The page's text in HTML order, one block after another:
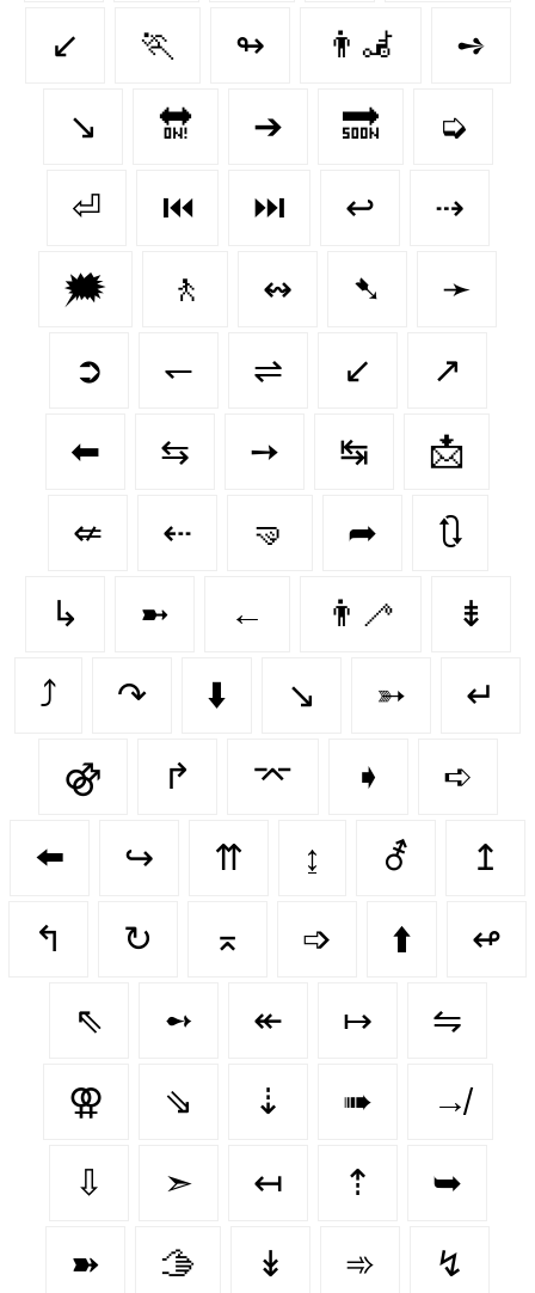
↙ 🏃‍ ↬ 👨‍🦼‍️ ➺
↘️ 🔛 ➔ 🔜 ➭
⏎ ⏮️ ⏭️ ↩ ⇢
🗯 🚶‍ ↭ ➷ ➛
➲ ↽ ⇌ ↙️ ↗
⬅ ⇆ ➙ ↹ 📩
⇍ ⇠ 🤜 ➦ 🔃
↳ ➼ ← 👨‍🦯‍ ⇟
⤴ ↷ ⬇️ ↘ ➳ ↵
⚣ ↱ ⌤ ➧ ➪
⬅️ ↪️ ⇈ ↨ ⚦ ↥
↰ ↻ ⌅ ➩ ⬆️ ↫
⇖ ➻ ↞ ↦ ⇋
⚢ ⇘ ⇣ ➠ ↛
⇩ ➣ ↤ ⇡ ➥
➽ 🫱 ↡ ➾ ↯